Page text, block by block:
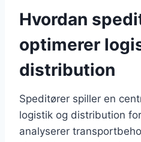
Hvordan
optimerer
distribution
Speditører spiller en
logistik og distribution
analyserer